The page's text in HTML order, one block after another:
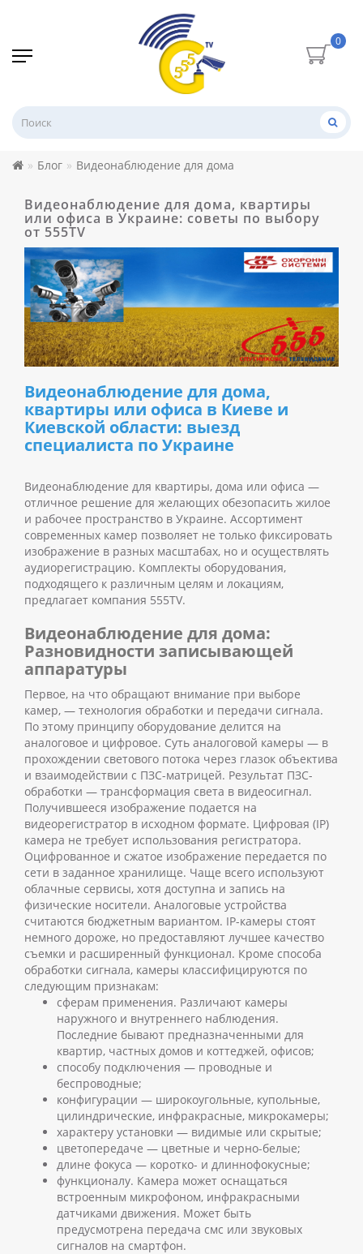
0
Блог Видеонаблюдение для дома
Видеонаблюдение для дома, квартиры
или офиса в Украине: советы по выбору
от 555TV
Видеонаблюдение для дома,
квартиры или офиса в Киеве и
Киевской области: выезд
специалиста по Украине
Видеонаблюдение для квартиры, дома или офиса —
отличное решение для желающих обезопасить жилое
и рабочее пространство в Украине. Ассортимент
современных камер позволяет не только фиксировать
изображение в разных масштабах, но и осуществлять
аудиорегистрацию. Комплекты оборудования,
подходящего к различным целям и локациям,
предлагает компания 555TV.
Видеонаблюдение для дома:
Разновидности записывающей
аппаратуры
Первое, на что обращают внимание при выборе
камер, — технология обработки и передачи сигнала.
По этому принципу оборудование делится на
аналоговое и цифровое. Суть аналоговой камеры — в
прохождении светового потока через глазок объектива
и взаимодействии с ПЗС-матрицей. Результат ПЗС-
обработки — трансформация света в видеосигнал.
Получившееся изображение подается на
видеорегистратор в исходном формате. Цифровая (IP)
камера не требует использования регистратора.
Оцифрованное и сжатое изображение передается по
сети в заданное хранилище. Чаще всего используют
облачные сервисы, хотя доступна и запись на
физические носители. Аналоговые устройства
считаются бюджетным вариантом. IP-камеры стоят
немного дороже, но предоставляют лучшее качество
съемки и расширенный функционал. Кроме способа
обработки сигнала, камеры классифицируются по
следующим признакам:
сферам применения. Различают камеры
наружного и внутреннего наблюдения.
Последние бывают предназначенными для
квартир, частных домов и коттеджей, офисов;
способу подключения — проводные и
беспроводные;
конфигурации — широкоугольные, купольные,
цилиндрические, инфракрасные, микрокамеры;
характеру установки — видимые или скрытые;
цветопередаче — цветные и черно-белые;
длине фокуса — коротко- и длиннофокусные;
функционалу. Камера может оснащаться
встроенным микрофоном, инфракрасными
датчиками движения. Может быть
предусмотрена передача смс или звуковых
сигналов на смартфон.